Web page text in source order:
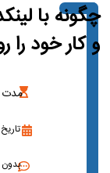
چگونه با
و کار خود را
مدت
تاریخ
بدون